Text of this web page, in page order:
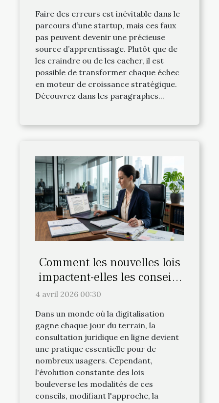
Faire des erreurs est inévitable dans le
parcours d’une startup, mais ces faux
pas peuvent devenir une précieuse
source d’apprentissage. Plutôt que de
les craindre ou de les cacher, il est
possible de transformer chaque échec
en moteur de croissance stratégique.
Découvrez dans les paragraphes...
Comment les nouvelles lois
impactent-elles les conseils
juridiques en ligne ?
4 avril 2026 00:30
Dans un monde où la digitalisation
gagne chaque jour du terrain, la
consultation juridique en ligne devient
une pratique essentielle pour de
nombreux usagers. Cependant,
l'évolution constante des lois
bouleverse les modalités de ces
conseils, modifiant l'approche, la